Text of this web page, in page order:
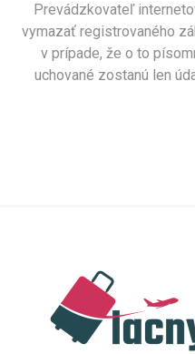
Prevádzkovateľ
vymazať registrovaného
v prípade, že o to
uchované zostanú len